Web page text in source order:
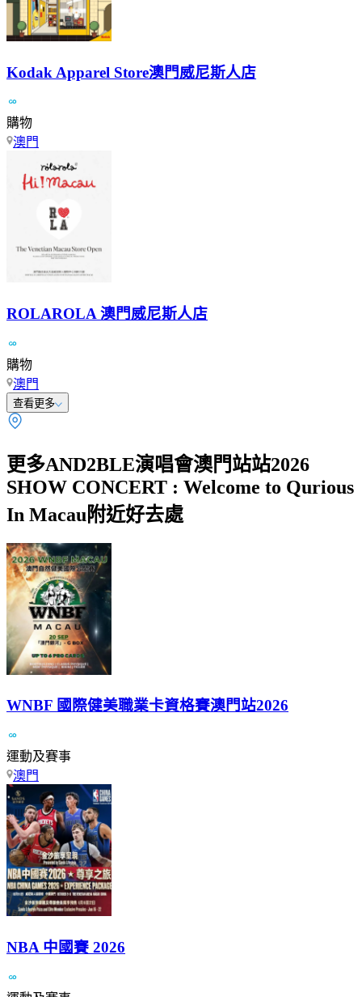
Kodak Apparel Store澳門威尼斯人店
購物
澳門
ROLAROLA 澳門威尼斯人店
購物
澳門
查看更多
更多AND2BLE演唱會澳門站站2026
SHOW CONCERT : Welcome to Qurious
In Macau附近好去處
WNBF 國際健美職業卡資格賽澳門站2026
運動及賽事
澳門
NBA 中國賽 2026